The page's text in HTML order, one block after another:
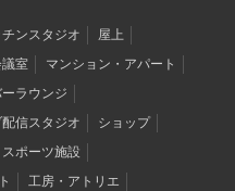
チンスタジオ
屋上
室
マンション・アパート
ーラウンジ
信スタジオ
ショップ
スポーツ施設
工房・アトリエ